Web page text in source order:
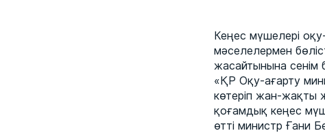
Кеңес мүшелері
мәселелермен
жасайтынына сенім
«ҚР Оқу-ағарту
көтеріп жан-жақты
қоғамдық кеңес
өтті министр Ғани